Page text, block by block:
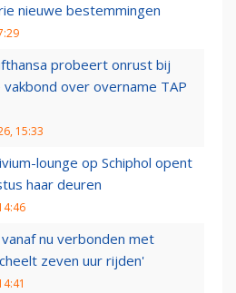
nieuwe bestemmingen
probeert onrust bij
over overname TAP
15:33
lounge op Schiphol opent
haar deuren
nu verbonden met
zeven uur rijden'